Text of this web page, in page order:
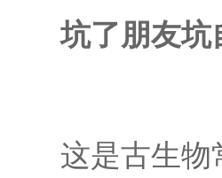
坑了朋友坑
这是古生物常